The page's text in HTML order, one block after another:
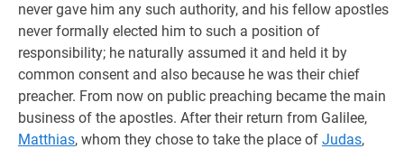
never gave him any such authority, and his fellow apostles
never formally elected him to such a position of
responsibility; he naturally assumed it and held it by
common consent and also because he was their chief
preacher. From now on public preaching became the main
business of the apostles. After their return from Galilee,
Matthias, whom they chose to take the place of Judas,